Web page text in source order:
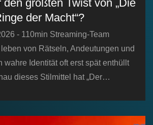
den größten Twist von „Die
der Macht“?
- 110min Streaming-Team
von Rätseln, Andeutungen und
wahre Identität oft erst spät enthüllt
dieses Stilmittel hat „Der…